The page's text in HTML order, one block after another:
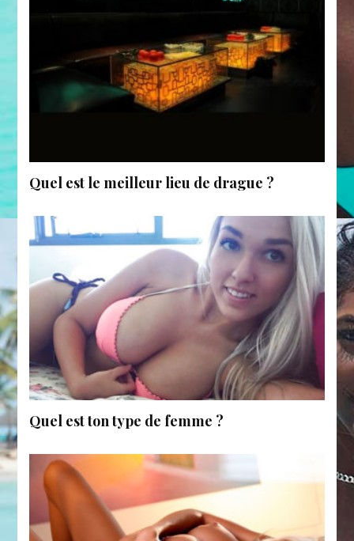
Quel est le meilleur lieu de drague ?
Quel est ton type de femme ?